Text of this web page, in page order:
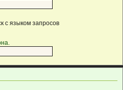
с языком запросов